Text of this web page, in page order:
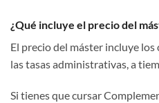
¿Qué incluye el precio del
El precio del máster incluye
las tasas administrativas, a
Si tienes que cursar